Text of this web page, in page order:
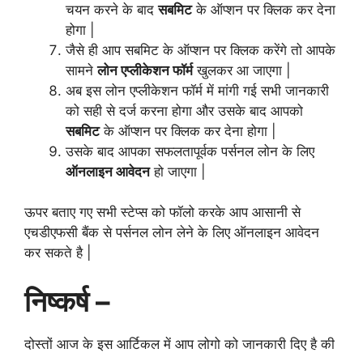
चयन करने के बादसबमिटके ऑप्शन पर क्लिक कर देना
होगा |
जैसे ही आप सबमिट के ऑप्शन पर क्लिक करेंगे तो आपके
सामनेलोन एप्लीकेशन फॉर्मखुलकर आ जाएगा |
अब इस लोन एप्लीकेशन फॉर्म में मांगी गई सभी जानकारी
को सही से दर्ज करना होगा और उसके बाद आपको
सबमिटके ऑप्शन पर क्लिक कर देना होगा |
उसके बाद आपका सफलतापूर्वक पर्सनल लोन के लिए
ऑनलाइन आवेदनहो जाएगा |
ऊपर बताए गए सभी स्टेप्स को फॉलो करके आप आसानी से
एचडीएफसी बैंक से पर्सनल लोन लेने के लिए ऑनलाइन आवेदन
कर सकते है |
निष्कर्ष –
दोस्तों आज के इस आर्टिकल में आप लोगो को जानकारी दिए है की